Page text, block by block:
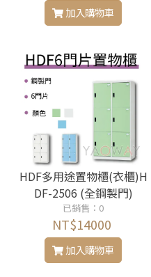
加入購物車
HDF多用途置物櫃(衣櫃)H
DF-2506 (全鋼製門)
已銷售：0
NT$14000
加入購物車